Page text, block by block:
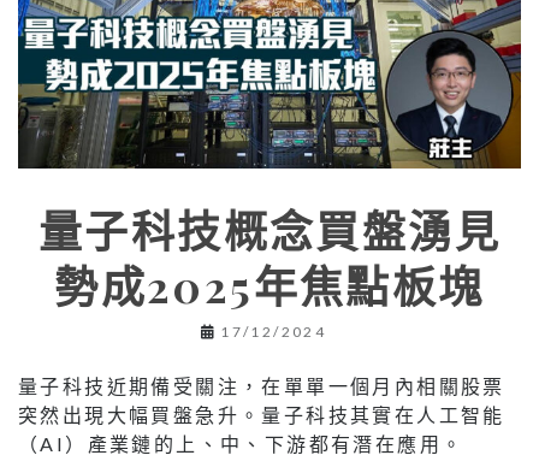
量子科技概念買盤湧見
勢成2025年焦點板塊
17/12/2024
量子科技近期備受關注，在單單一個月內相關股票
突然出現大幅買盤急升。量子科技其實在人工智能
（AI）產業鏈的上、中、下游都有潛在應用。